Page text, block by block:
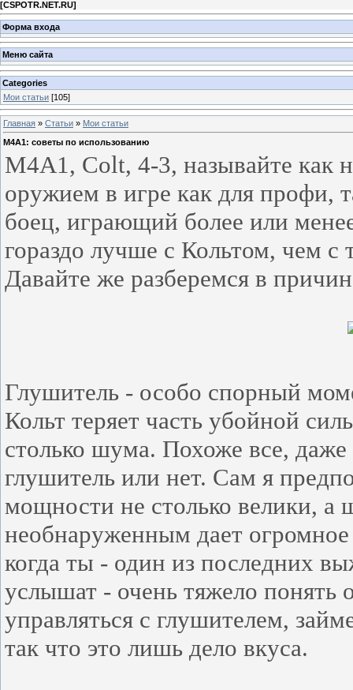
[CSPOTR.NET.RU]
Форма входа
Меню сайта
Categories
Мои статьи [105]
Главная » Статьи » Мои статьи
M4A1: советы по использованию
M4A1, Colt, 4-3, называйте как
оружием в игре как для профи,
боец, играющий более или
гораздо лучше с Кольтом, чем
Давайте же разберемся в
Глушитель - особо спорный
Кольт теряет часть убойной
столько шума. Похоже все, даже
глушитель или нет. Сам я
мощности не столько велики, а
необнаруженным дает
когда ты - один из последних
услышат - очень тяжело понять
управляться с глушителем,
так что это лишь дело вкуса.